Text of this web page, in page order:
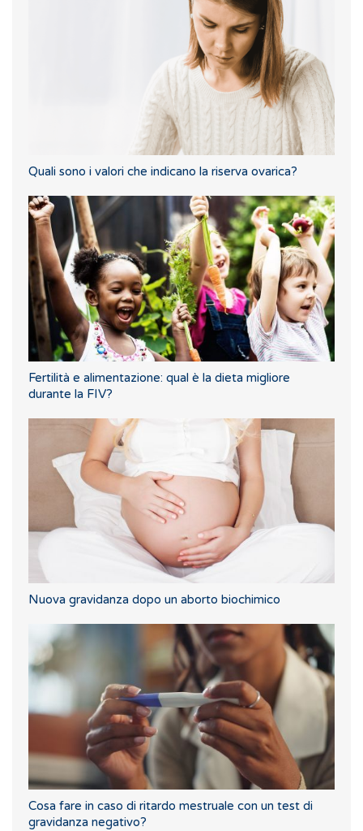
Quali sono i valori che indicano la riserva ovarica?
Fertilità e alimentazione: qual è la dieta migliore
durante la FIV?
Nuova gravidanza dopo un aborto biochimico
Cosa fare in caso di ritardo mestruale con un test di
gravidanza negativo?